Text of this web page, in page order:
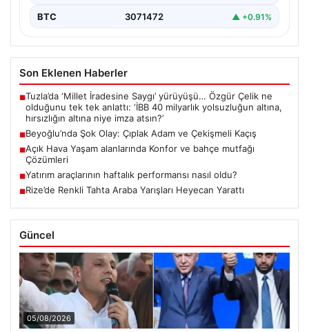
BTC 3071472 ▲ +0.91%
Son Eklenen Haberler
■Tuzla’da ‘Millet İradesine Saygı’ yürüyüşü… Özgür Çelik ne
olduğunu tek tek anlattı: ‘İBB 40 milyarlık yolsuzluğun altına,
hırsızlığın altına niye imza atsın?’
■Beyoğlu’nda Şok Olay: Çıplak Adam ve Çekişmeli Kaçış
■Açık Hava Yaşam alanlarında Konfor ve bahçe mutfağı
Çözümleri
■Yatırım araçlarının haftalık performansı nasıl oldu?
■Rize’de Renkli Tahta Araba Yarışları Heyecan Yarattı
Güncel
05/08/2026